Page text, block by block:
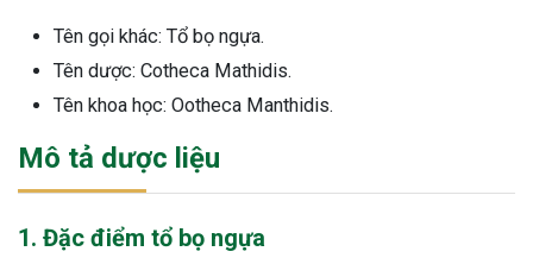
Tên gọi khác: Tổ bọ ngựa.
Tên dược: Cotheca Mathidis.
Tên khoa học: Ootheca Manthidis.
Mô tả dược liệu
1. Đặc điểm tổ bọ ngựa